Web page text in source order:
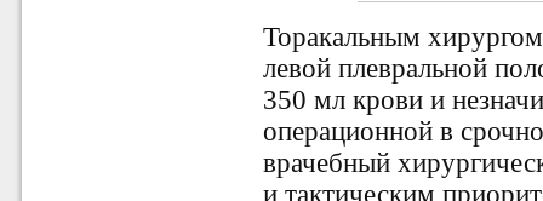
Торакальным
левой плевральной
350 мл крови и
операционной в
врачебный
и тактическим